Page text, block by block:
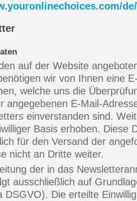
auf der Website
wir von Ihnen eine
welche uns die
angegebenen E-Mail-
einverstanden sind.
Basis erhoben. Diese
für den Versand der
nicht an Dritte weiter.
der in das
ausschließlich auf
DSGVO). Die erteilte